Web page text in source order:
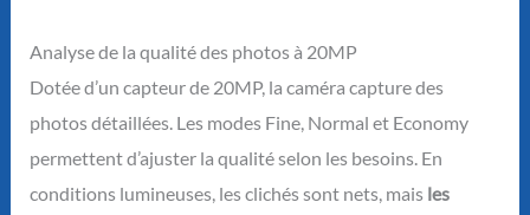
Analyse de la qualité des photos à 20MP
Dotée d’un capteur de 20MP, la caméra capture des
photos détaillées. Les modes Fine, Normal et Economy
permettent d’ajuster la qualité selon les besoins. En
conditions lumineuses, les clichés sont nets, mais les